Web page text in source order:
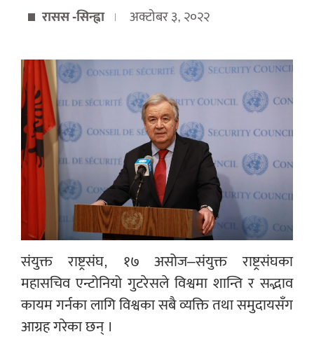
रासस -सिन्ह्वा अक्टोबर ३, २०२२
संयुक्त राष्ट्रसंघ, १७ असोज–संयुक्त राष्ट्रसंघका
महासचिव एन्टोनियो गुटरेसले विश्वमा शान्ति र सद्भाव
कायम गर्नका लागि विश्वका सबै व्यक्ति तथा समुदायसँग
आग्रह गरेका छन् ।